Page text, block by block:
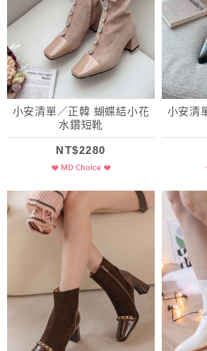
小安清單／正韓 蝴蝶結小花
水鑽短靴
NT$2280
小安清